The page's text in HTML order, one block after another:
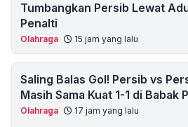
Tumbangkan Persib Lewat
Penalti
Olahraga 15 jam yang lalu
Saling Balas Gol! Persib vs
Masih Sama Kuat 1-1 di Babak
Olahraga 17 jam yang lalu